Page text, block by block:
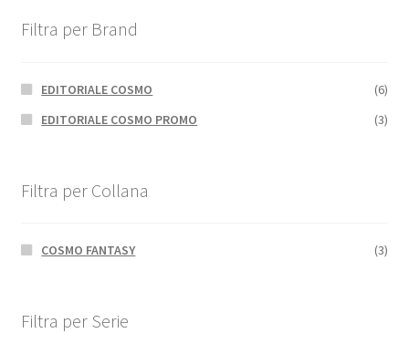
Filtra per Brand
EDITORIALE COSMO
(6)
EDITORIALE COSMO PROMO
(3)
Filtra per Collana
COSMO FANTASY (3)
Filtra per Serie